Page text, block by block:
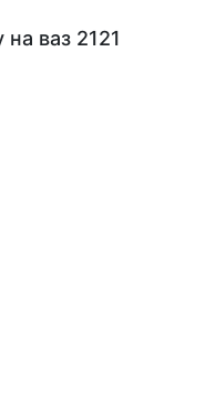
ваз 2121